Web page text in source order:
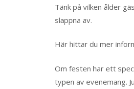
Tänk på vilken ålder
slappna av.
Här hittar du mer
Om festen har ett
typen av evenemang.